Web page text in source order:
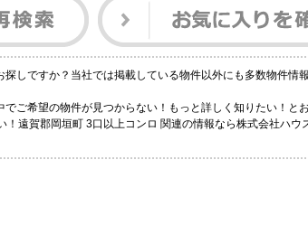
しですか？当社では掲載している物件以外にも多数物件情
ご希望の物件が見つからない！もっと詳しく知りたい！と
遠賀郡岡垣町 3口以上コンロ 関連の情報なら株式会社ハウ